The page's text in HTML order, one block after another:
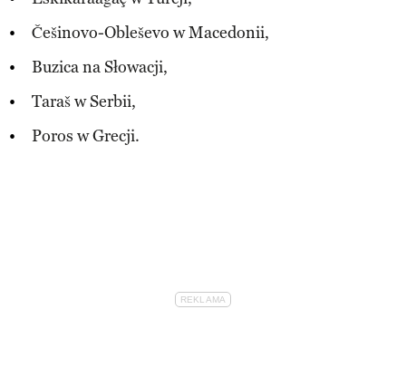
Češinovo-Obleševo w Macedonii,
Buzica na Słowacji,
Taraš w Serbii,
Poros w Grecji.